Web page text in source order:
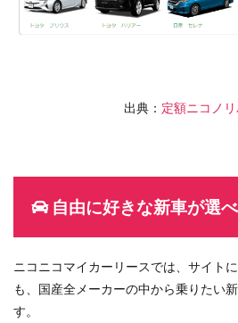
出典： 定額ニコノ
自由に好きな新車が選べ
ニコニコマイカーリースでは、サイト
も、国産全メーカーの中から乗りたい
す。